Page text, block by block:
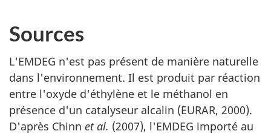
Sources
L'EMDEG n'est pas présent de manière naturelle
dans l'environnement. Il est produit par réaction
entre l'oxyde d'éthylène et le méthanol en
présence d'un catalyseur alcalin (EURAR, 2000).
D'après Chinn et al. (2007), l'EMDEG importé au